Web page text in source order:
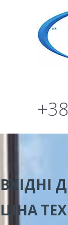
ВХІДНІ
ЦІНА